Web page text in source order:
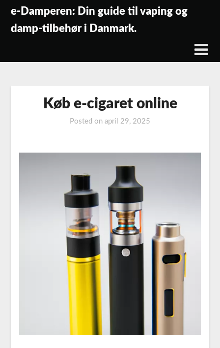
content
e-Damperen: Din guide til vaping og
damp-tilbehør i Danmark.
Køb e-cigaret online
Posted on april 29, 2025